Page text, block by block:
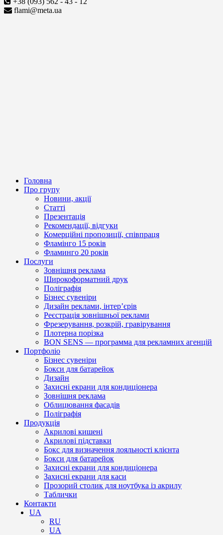
flami@meta.ua
Головна
Про групу
Новини, акції
Статті
Презентація
Рекомендації, відгуки
Комерційні пропозиції, співпраця
Фламінго 15 років
Фламинго 20 років
Послуги
Зовнішня реклама
Широкоформатний друк
Поліграфія
Бізнес сувеніри
Дизайн реклами, інтер’єрів
Реєстрація зовнішньої реклами
Фрезерування, розкрій, гравірування
Плотерна порізка
BON SENS — программа для рекламних агенцій
Портфоліо
Бізнес сувеніри
Бокси для батарейок
Дизайн
Захисні екрани для кондиціонера
Зовнішня реклама
Облицювання фасадів
Поліграфія
Продукція
Акрилові кишені
Акрилові підставки
Бокс для визначення лояльності клієнта
Бокси для батарейок
Захисні екрани для кондиціонера
Захисні екрани для каси
Прозорий столик для ноутбука із акрилу
Таблички
Контакти
UA
RU
UA